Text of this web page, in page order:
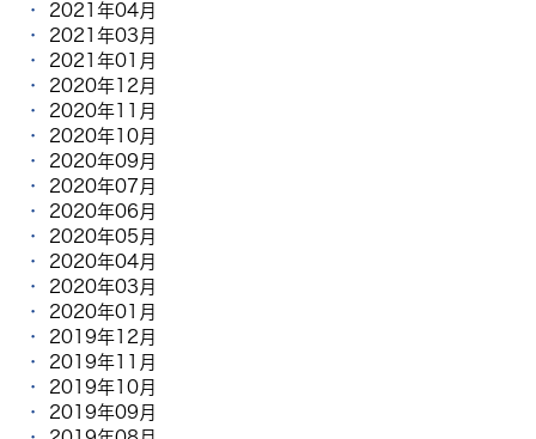
2021年04月
2021年03月
2021年01月
2020年12月
2020年11月
2020年10月
2020年09月
2020年07月
2020年06月
2020年05月
2020年04月
2020年03月
2020年01月
2019年12月
2019年11月
2019年10月
2019年09月